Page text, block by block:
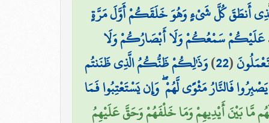
الَّذِي أَنطَقَ كُلَّ شَيْءٍ وَهُوَ خَلَقَكُمْ أَوَّلَ مَرَّةٍ
عَلَيْكُمْ سَمْعُكُمْ وَلَا أَبْصَارُكُمْ وَلَا
(
22
)وَذَٰلِكُمْ ظَنُّكُمُ الَّذِي ظَنَنتُم
فَالنَّارُ مَثْوًى لَّهُمْ ۖ وَإِن يَسْتَعْتِبُوا فَمَا
مَّا بَيْنَ أَيْدِيهِمْ وَمَا خَلْفَهُمْ وَحَقَّ عَلَيْهِمُ